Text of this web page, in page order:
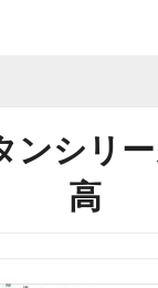
ンシリ
高